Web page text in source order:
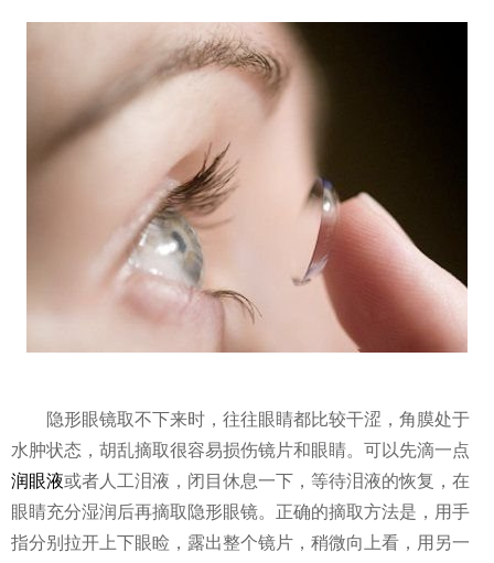
隐形眼镜取不下来时，往往眼睛都比较干涩，角膜处于
水肿状态，胡乱摘取很容易损伤镜片和眼睛。可以先滴一点
润眼液或者人工泪液，闭目休息一下，等待泪液的恢复，在
眼睛充分湿润后再摘取隐形眼镜。正确的摘取方法是，用手
指分别拉开上下眼睑，露出整个镜片，稍微向上看，用另一